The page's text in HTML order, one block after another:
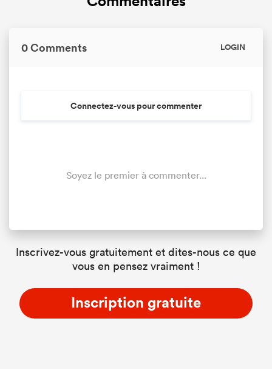
0 Comments LOGIN
Connectez-vous pour commenter
Soyez le premier à commenter...
Inscrivez-vous gratuitement et dites-nous ce que
vous en pensez vraiment !
Inscription gratuite